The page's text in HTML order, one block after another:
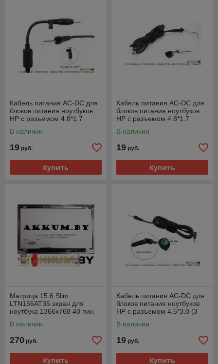
Кабель питания AC-DC для
блоков питания ноутбуков
HP с разъемом 4.8*1.7
В наличии
19 руб.
Купить
Кабель питания AC-DC для
блоков питания ноутбуков
HP с разъемом 4.8*1.7
В наличии
19 руб.
Купить
Матрица 15.6 Slim
LTN156AT35 экран для
ноутбука 1366x768 40 пин
В наличии
270 руб.
Купить
Кабель питания AC-DC для
блоков питания ноутбуков
HP с разъемом 4.5*3.0 (3
В наличии
19 руб.
Купить